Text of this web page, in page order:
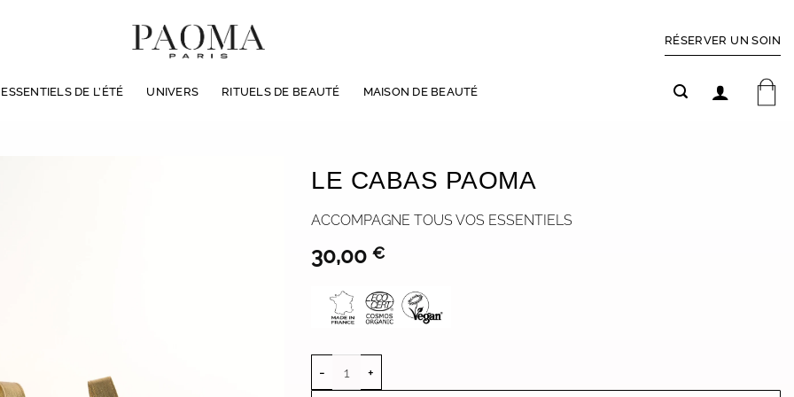
RÉSERVER UN SOIN
ESSENTIELS DE L’ÉTÉ UNIVERS RITUELS DE BEAUTÉ MAISON DE BEAUTÉ
LE CABAS PAOMA
ACCOMPAGNE TOUS VOS ESSENTIELS
30,00 €